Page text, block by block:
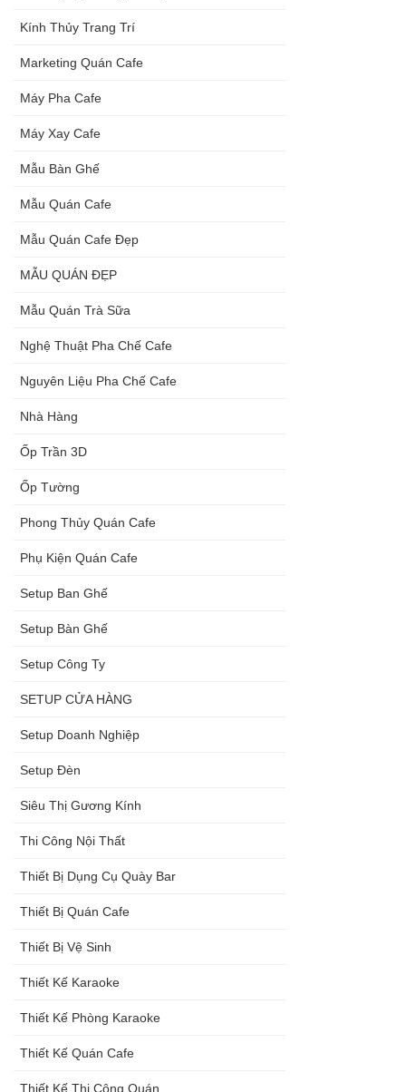
Kính Thủy Trang Trí
Marketing Quán Cafe
Máy Pha Cafe
Máy Xay Cafe
Mẫu Bàn Ghế
Mẫu Quán Cafe
Mẫu Quán Cafe Đẹp
MẪU QUÁN ĐẸP
Mẫu Quán Trà Sữa
Nghệ Thuật Pha Chế Cafe
Nguyên Liệu Pha Chế Cafe
Nhà Hàng
Ốp Trần 3D
Ốp Tường
Phong Thủy Quán Cafe
Phụ Kiện Quán Cafe
Setup Ban Ghế
Setup Bàn Ghế
Setup Công Ty
SETUP CỬA HÀNG
Setup Doanh Nghiệp
Setup Đèn
Siêu Thị Gương Kính
Thi Công Nội Thất
Thiết Bị Dụng Cụ Quày Bar
Thiết Bị Quán Cafe
Thiết Bị Vệ Sinh
Thiết Kế Karaoke
Thiết Kế Phòng Karaoke
Thiết Kế Quán Cafe
Thiết Kế Thi Công Quán